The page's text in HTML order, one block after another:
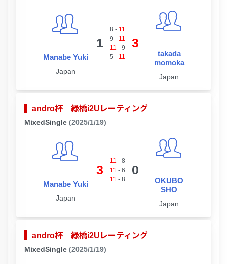
Manabe Yuki
Japan
1
8 - 11
9 - 11
11 - 9
5 - 11
3
takada
momoka
Japan
andro杯 緑橋i2Uレーティング
MixedSingle (2025/1/19)
Manabe Yuki
Japan
3
11 - 8
11 - 6
11 - 8
0
OKUBO
SHO
Japan
andro杯 緑橋i2Uレーティング
MixedSingle (2025/1/19)